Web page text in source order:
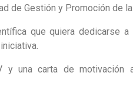
de Gestión y Promoción de
que quiera dedicarse
y una carta de